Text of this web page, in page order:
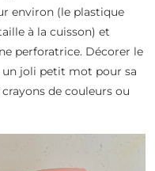
environ (le plastique
à la cuisson) et
perforatrice. Décorer le
un joli petit mot pour sa
de couleurs ou